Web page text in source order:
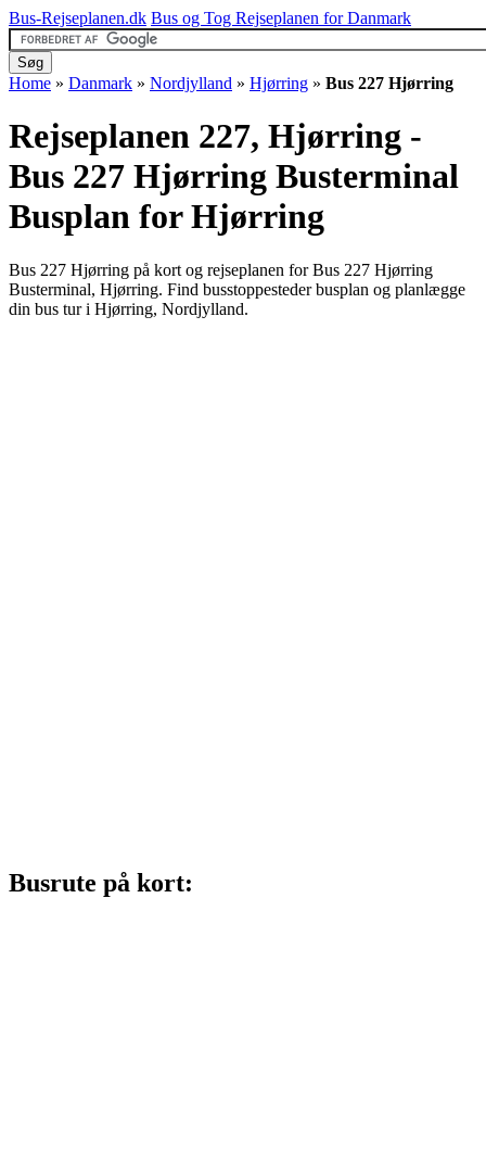
Bus-Rejseplanen.dk Bus og Tog Rejseplanen for Danmark
Home » Danmark » Nordjylland » Hjørring » Bus 227 Hjørring
Rejseplanen 227, Hjørring -
Bus 227 Hjørring Busterminal
Busplan for Hjørring
Bus 227 Hjørring på kort og rejseplanen for Bus 227 Hjørring
Busterminal, Hjørring. Find busstoppesteder busplan og planlægge
din bus tur i Hjørring, Nordjylland.
Busrute på kort: